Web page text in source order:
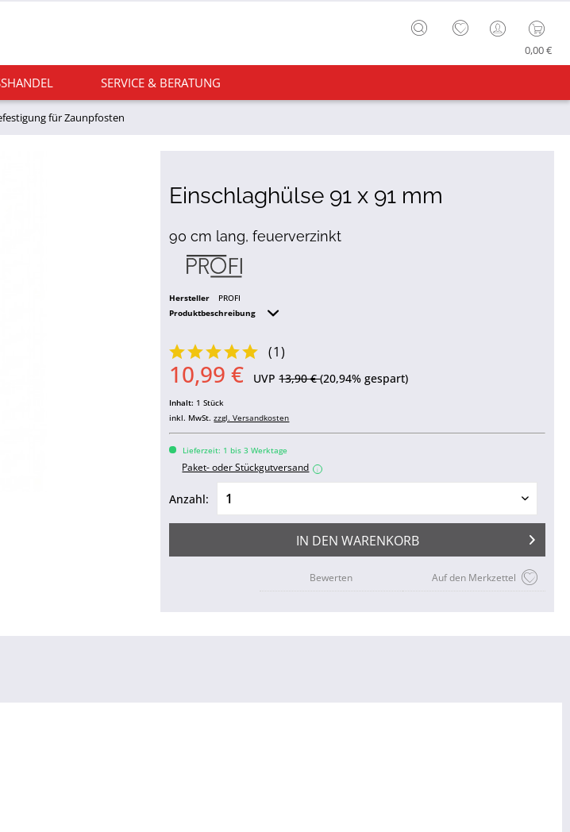
0,00 €
SERVICE & BERATUNG
für Zaunpfosten
Einschlaghülse 91 x 91 mm
90 cm lang, feuerverzinkt
Hersteller
PROFI
Produktbeschreibung
(1)
10,99 € UVP13,90 €(20,94% gespart)
Inhalt: 1 Stück
inkl. MwSt.zzgl. Versandkosten
Lieferzeit: 1 bis 3 Werktage
Paket- oder Stückgutversand i
Anzahl:
IN DEN WARENKORB
Auf den Merkzettel
Bewerten